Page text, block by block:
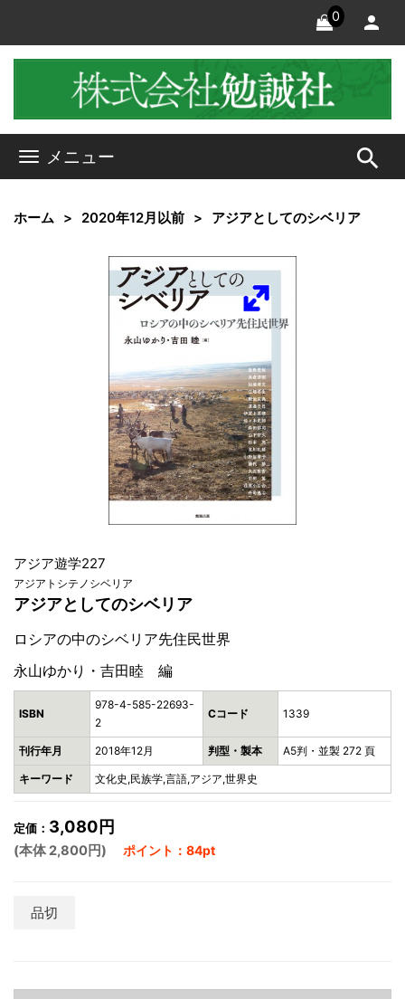
0
メニュー search
ホーム 2020年12月以前 アジアとしてのシベリア
アジア遊学227
アジアトシテノシベリア
アジアとしてのシベリア
ロシアの中のシベリア先住民世界
永山ゆかり・吉田睦 編
ISBN
978-4-585-22693-
2
Cコード 1339
刊行年月 2018年12月 判型・製本 A5判・並製 272 頁
キーワード 文化史,民族学,言語,アジア,世界史
定価： 3,080円
(本体 2,800円) ポイント：84pt
品切